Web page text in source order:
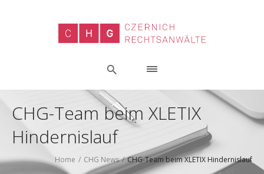
CHG-Team beim XLETIX
Hindernislauf
Home / CHG News /CHG-Team beim XLETIX Hindernislauf